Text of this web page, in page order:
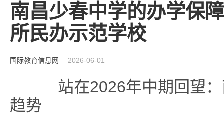
南昌少春中学的办学保
所民办示范学校
国际教育信息网 2026-06-01
站在2026年中期回望：
趋势